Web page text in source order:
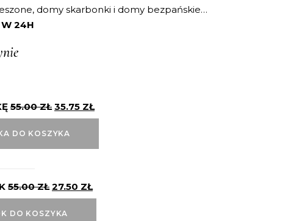
domy skarbonki i domy bezpańskie…
W 24H
55.00ZŁ 35.75 ZŁ
DO KOSZYKA
55.00ZŁ 27.50 ZŁ
DO KOSZYKA